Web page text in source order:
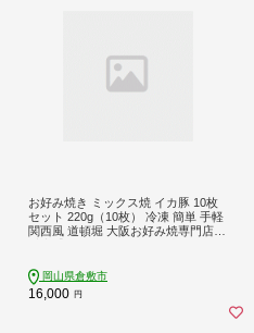
お好み焼き ミックス焼 イカ豚 10枚
セット 220g（10枚） 冷凍 簡単 手軽
関西風 道頓堀 大阪お好み焼専門店
岡山県倉敷市
16,000 円